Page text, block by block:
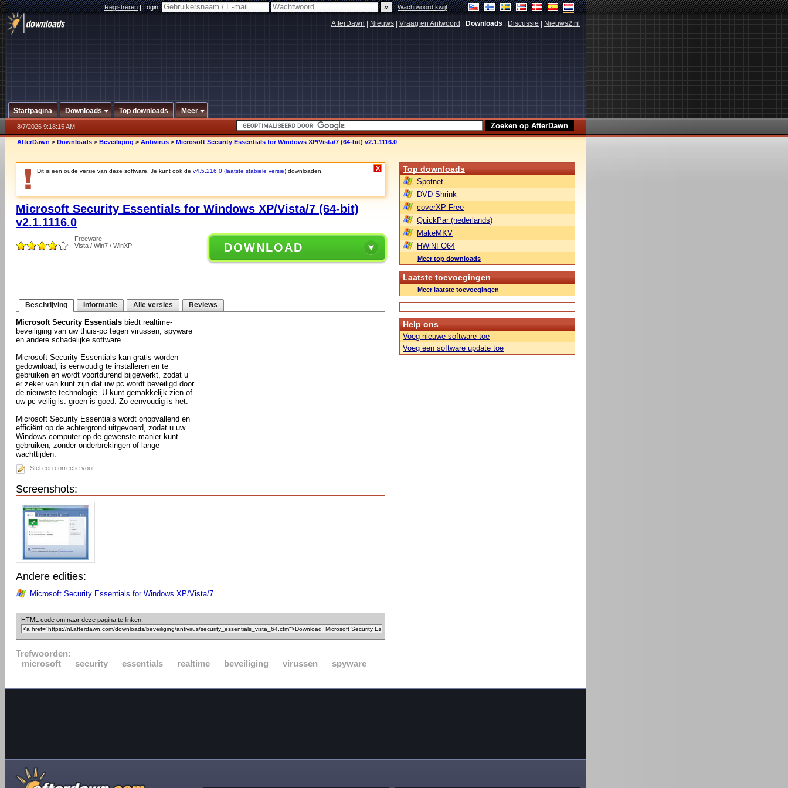
Registreren|Login: |Wachtwoord kwijt
AfterDawn Nieuws Vraag en Antwoord Downloads Discussie Nieuws2.nl
Startpagina Downloads Top downloads Meer
8/7/2026 9:18:15 AM
AfterDawn > Downloads > Beveiliging > Antivirus > Microsoft Security Essentials for Windows XP/Vista/7 (64-bit) v2.1.1116.0
Dit is een oude versie van deze software. Je kunt ook de v4.5.216.0 (laatste stabiele versie) downloaden. X
Microsoft Security Essentials for Windows XP/Vista/7 (64-bit)
v2.1.1116.0
Freeware
Vista / Win7 / WinXP
DOWNLOAD
Beschrijving Informatie Alle versies Reviews
Microsoft Security Essentials biedt realtime-
beveiliging van uw thuis-pc tegen virussen, spyware
en andere schadelijke software.
Microsoft Security Essentials kan gratis worden
gedownload, is eenvoudig te installeren en te
gebruiken en wordt voortdurend bijgewerkt, zodat u
er zeker van kunt zijn dat uw pc wordt beveiligd door
de nieuwste technologie. U kunt gemakkelijk zien of
uw pc veilig is: groen is goed. Zo eenvoudig is het.
Microsoft Security Essentials wordt onopvallend en
efficiënt op de achtergrond uitgevoerd, zodat u uw
Windows-computer op de gewenste manier kunt
gebruiken, zonder onderbrekingen of lange
wachttijden.
Stel een correctie voor
Screenshots:
Andere edities:
Microsoft Security Essentials for Windows XP/Vista/7
HTML code om naar deze pagina te linken:
Trefwoorden:
microsoft
security essentials realtime beveiliging virussen spyware
Top downloads
Spotnet
DVD Shrink
coverXP Free
QuickPar (nederlands)
MakeMKV
HWiNFO64
Meer top downloads
Laatste toevoegingen
Meer laatste toevoegingen
Help ons
Voeg nieuwe software toe
Voeg een software update toe